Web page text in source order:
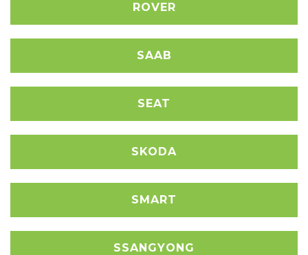
ROVER
SAAB
SEAT
SKODA
SMART
SSANGYONG